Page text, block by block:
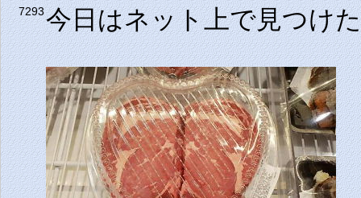
7293今日はネット上で見つけ